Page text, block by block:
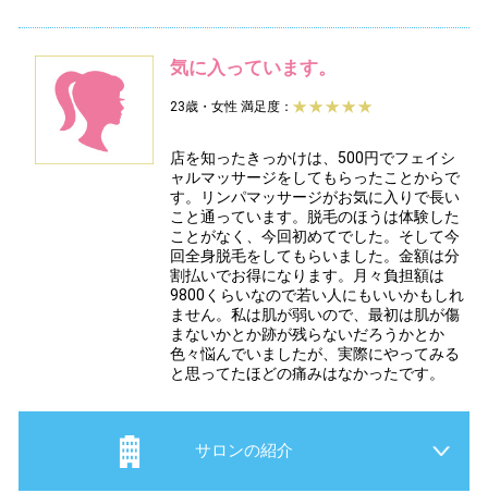
気に入っています。
23歳・女性 満足度：
店を知ったきっかけは、500円でフェイシ
ャルマッサージをしてもらったことからで
す。リンパマッサージがお気に入りで長い
こと通っています。脱毛のほうは体験した
ことがなく、今回初めてでした。そして今
回全身脱毛をしてもらいました。金額は分
割払いでお得になります。月々負担額は
9800くらいなので若い人にもいいかもしれ
ません。私は肌が弱いので、最初は肌が傷
まないかとか跡が残らないだろうかとか
色々悩んでいましたが、実際にやってみる
と思ってたほどの痛みはなかったです。
サロンの紹介